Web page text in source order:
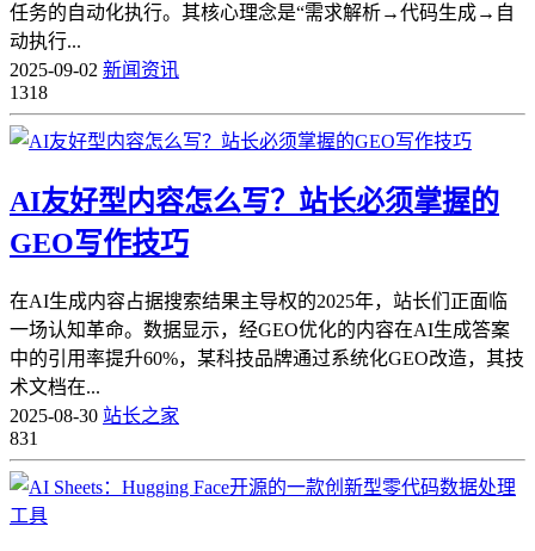
任务的自动化执行。其核心理念是“需求解析→代码生成→自
动执行...
2025-09-02 新闻资讯
1318
AI友好型内容怎么写？站长必须掌握的
GEO写作技巧
在AI生成内容占据搜索结果主导权的2025年，站长们正面临
一场认知革命。数据显示，经GEO优化的内容在AI生成答案
中的引用率提升60%，某科技品牌通过系统化GEO改造，其技
术文档在...
2025-08-30 站长之家
831